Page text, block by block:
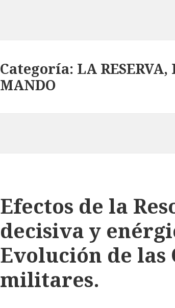
Categoría: LA
MANDO
Efectos de la
decisiva y
Evolución de las
militares.